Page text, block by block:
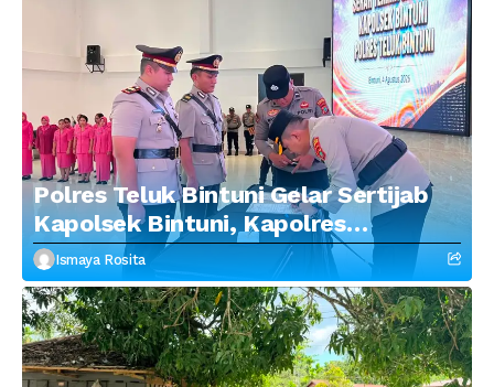
Polres Teluk Bintuni Gelar Sertijab
Kapolsek Bintuni, Kapolres
Tekankan Profesionalisme dan
Penguatan Sinergitas
Ismaya Rosita